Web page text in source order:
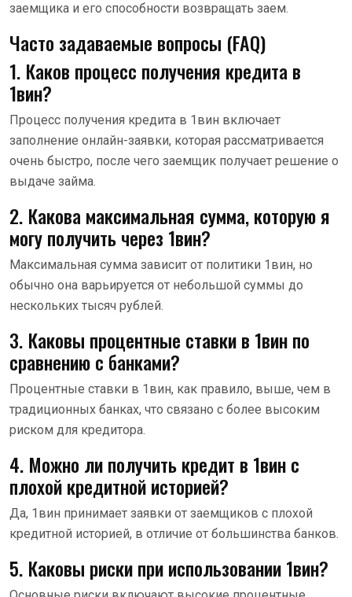
заемщика и его способности возвращать заем.
Часто задаваемые вопросы (FAQ)
1. Каков процесс получения кредита в
1вин?
Процесс получения кредита в 1вин включает
заполнение онлайн-заявки, которая рассматривается
очень быстро, после чего заемщик получает решение о
выдаче займа.
2. Какова максимальная сумма, которую я
могу получить через 1вин?
Максимальная сумма зависит от политики 1вин, но
обычно она варьируется от небольшой суммы до
нескольких тысяч рублей.
3. Каковы процентные ставки в 1вин по
сравнению с банками?
Процентные ставки в 1вин, как правило, выше, чем в
традиционных банках, что связано с более высоким
риском для кредитора.
4. Можно ли получить кредит в 1вин с
плохой кредитной историей?
Да, 1вин принимает заявки от заемщиков с плохой
кредитной историей, в отличие от большинства банков.
5. Каковы риски при использовании 1вин?